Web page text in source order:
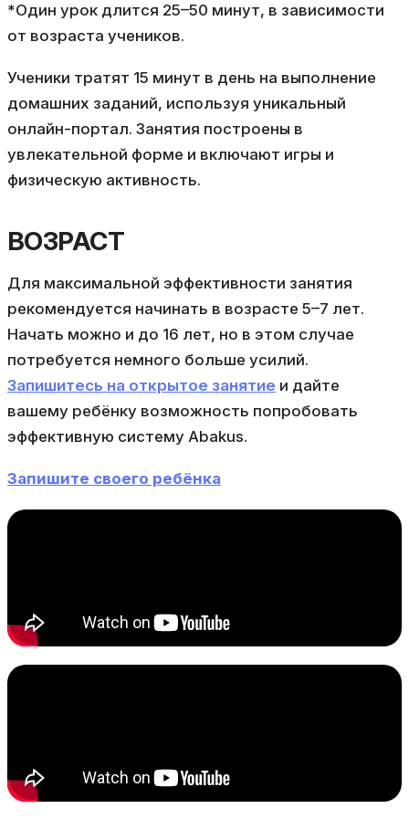
*Один урок длится 25–50 минут, в зависимости
от возраста учеников.
Ученики тратят 15 минут в день на выполнение
домашних заданий, используя уникальный
онлайн-портал. Занятия построены в
увлекательной форме и включают игры и
физическую активность.
ВОЗРАСТ
Для максимальной эффективности занятия
рекомендуется начинать в возрасте 5–7 лет.
Начать можно и до 16 лет, но в этом случае
потребуется немного больше усилий.
Запишитесь на открытое занятие и дайте
вашему ребёнку возможность попробовать
эффективную систему Abakus.
Запишите своего ребёнка